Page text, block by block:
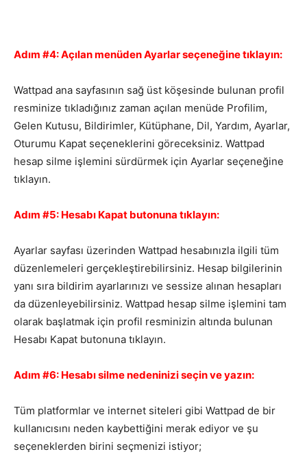
Adım #4: Açılan menüden Ayarlar seçeneğine tıklayın:
Wattpad ana sayfasının sağ üst köşesinde bulunan profil
resminize tıkladığınız zaman açılan menüde Profilim,
Gelen Kutusu, Bildirimler, Kütüphane, Dil, Yardım, Ayarlar,
Oturumu Kapat seçeneklerini göreceksiniz. Wattpad
hesap silme işlemini sürdürmek için Ayarlar seçeneğine
tıklayın.
Adım #5: Hesabı Kapat butonuna tıklayın:
Ayarlar sayfası üzerinden Wattpad hesabınızla ilgili tüm
düzenlemeleri gerçekleştirebilirsiniz. Hesap bilgilerinin
yanı sıra bildirim ayarlarınızı ve sessize alınan hesapları
da düzenleyebilirsiniz. Wattpad hesap silme işlemini tam
olarak başlatmak için profil resminizin altında bulunan
Hesabı Kapat butonuna tıklayın.
Adım #6: Hesabı silme nedeninizi seçin ve yazın:
Tüm platformlar ve internet siteleri gibi Wattpad de bir
kullanıcısını neden kaybettiğini merak ediyor ve şu
seçeneklerden birini seçmenizi istiyor;